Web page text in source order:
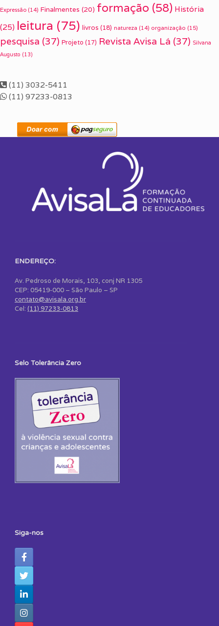
Expressão (14) Finalmentes (20) formação (58) História
(25) leitura (75) livros (18) natureza (14) organização (15)
pesquisa (37) Projeto (17) Revista Avisa Lá (37) Silvana
Augusto (13)
(11) 3032-5411
(11) 97233-0813
ENDEREÇO:
Av. Pedroso de Morais, 103, conj NR 1305
CEP: 05419-000 – São Paulo – SP
contato@avisala.org.br
Cel: (11) 97233-0813
Selo Tolerância Zero
Siga-nos